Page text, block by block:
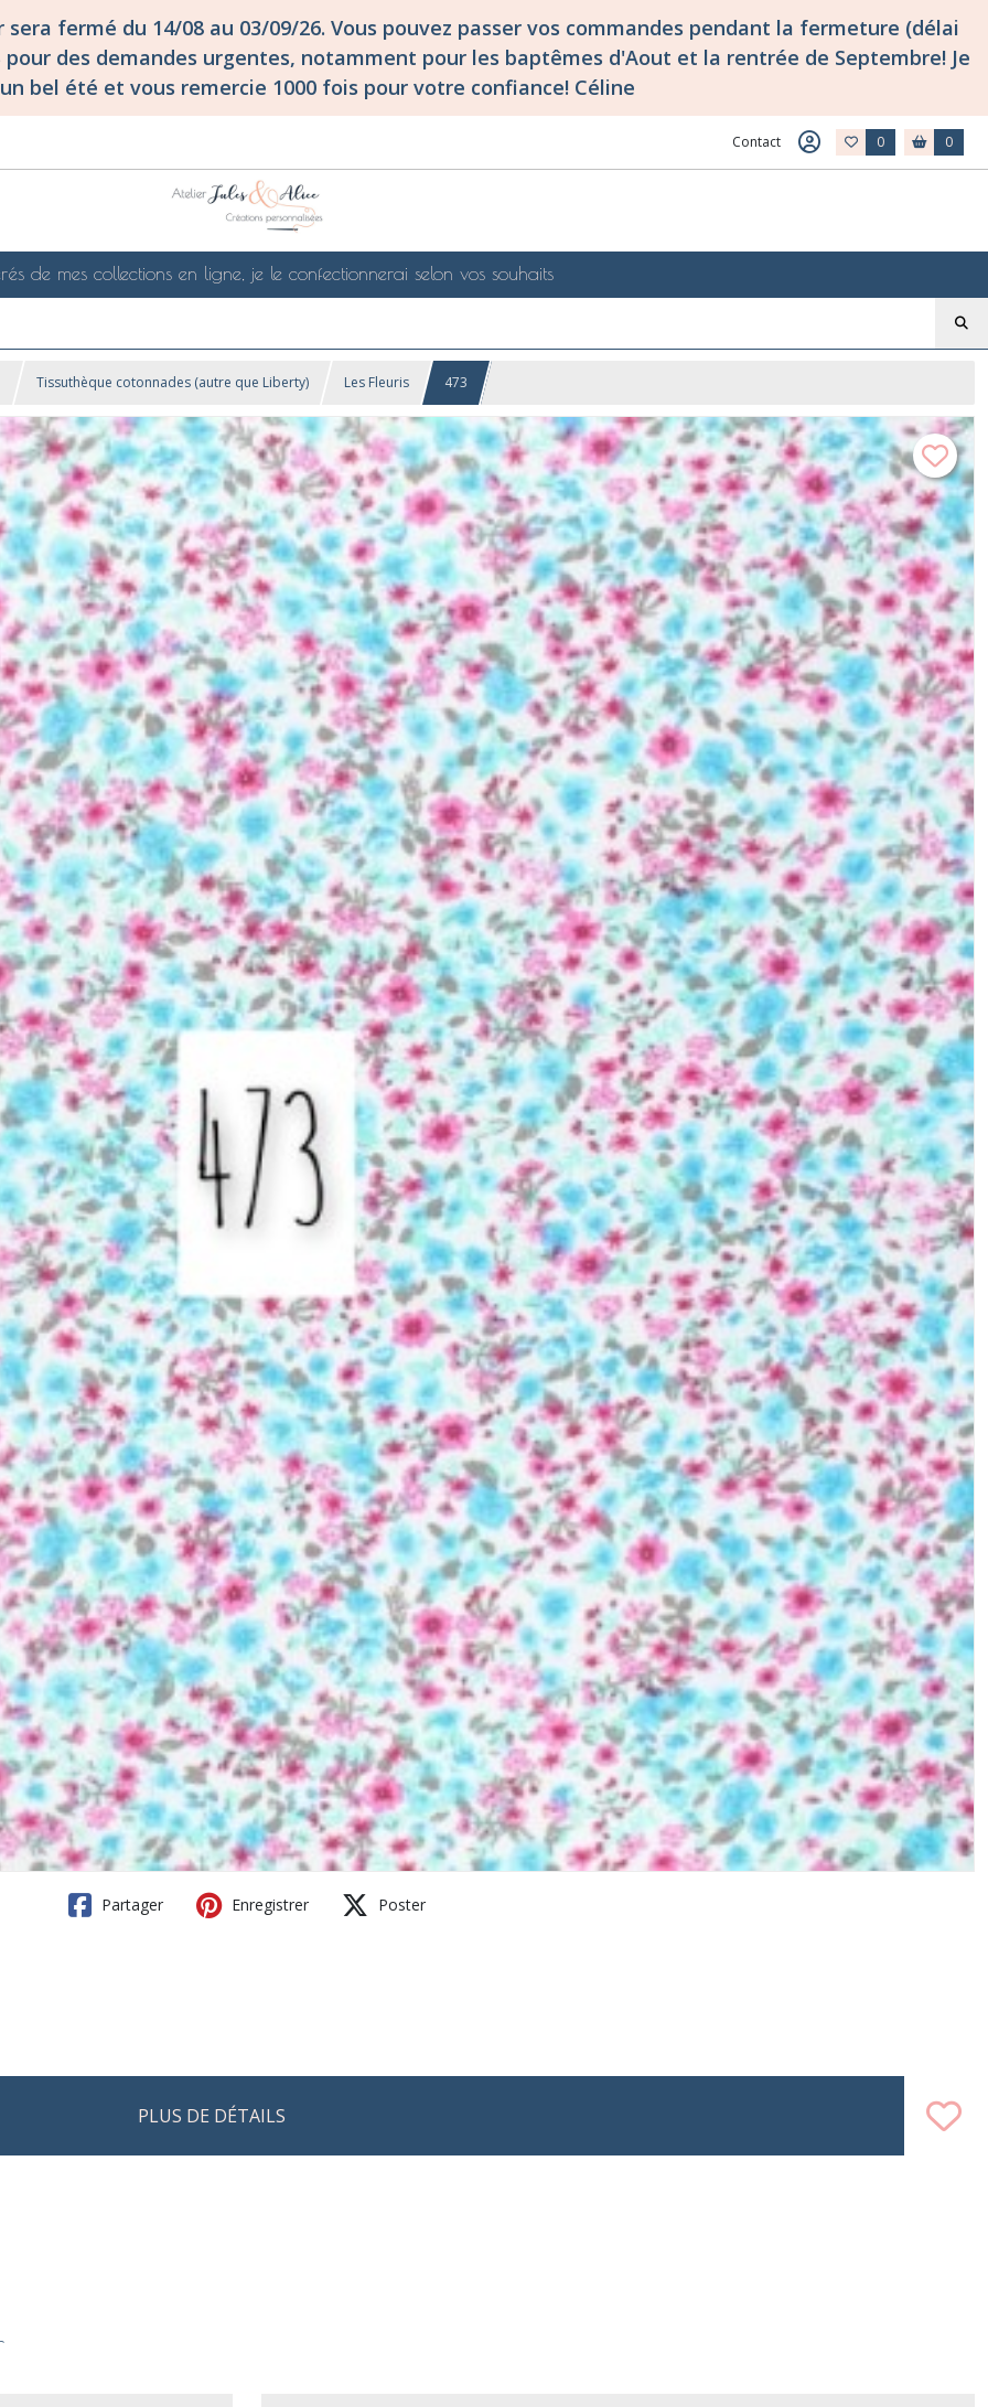
fermé du 14/08 au 03/09/26. Vous pouvez passer vos commandes pendant la fermeture (délai
des demandes urgentes, notamment pour les baptêmes d'Aout et la rentrée de Septembre! Je
bel été et vous remercie 1000 fois pour votre confiance! Céline
Contact 0 0
de mes collections en ligne, je le confectionnerai selon vos souhaits
Tissuthèque cotonnades (autre que Liberty) Les Fleuris 473
Partager Enregistrer Poster
PLUS DE DÉTAILS